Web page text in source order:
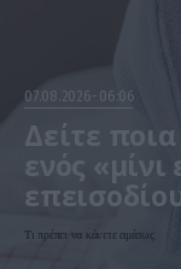
07.08.2026 06:06
Δείτε
ενός
Τι πρέπει να κάνετε αμέσως